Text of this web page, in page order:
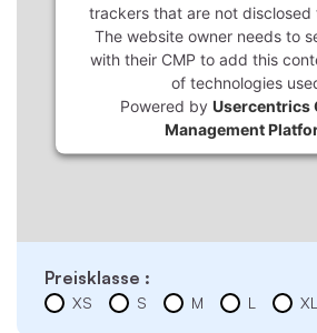
trackers that are not disclosed
The website owner needs to
with their CMP to add this
of technologies
Powered by Usercentrics
Management
Preisklasse :
XS S M L XL